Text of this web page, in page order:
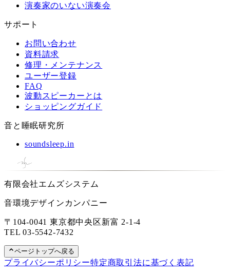
演奏家のいない演奏会
サポート
お問い合わせ
資料請求
修理・メンテナンス
ユーザー登録
FAQ
波動スピーカーとは
ショッピングガイド
音と睡眠研究所
soundsleep.in
有限会社エムズシステム
音環境デザインカンパニー
〒104-0041 東京都中央区新富 2-1-4
TEL03-5542-7432
ページトップへ戻る
プライバシーポリシー特定商取引法に基づく表記